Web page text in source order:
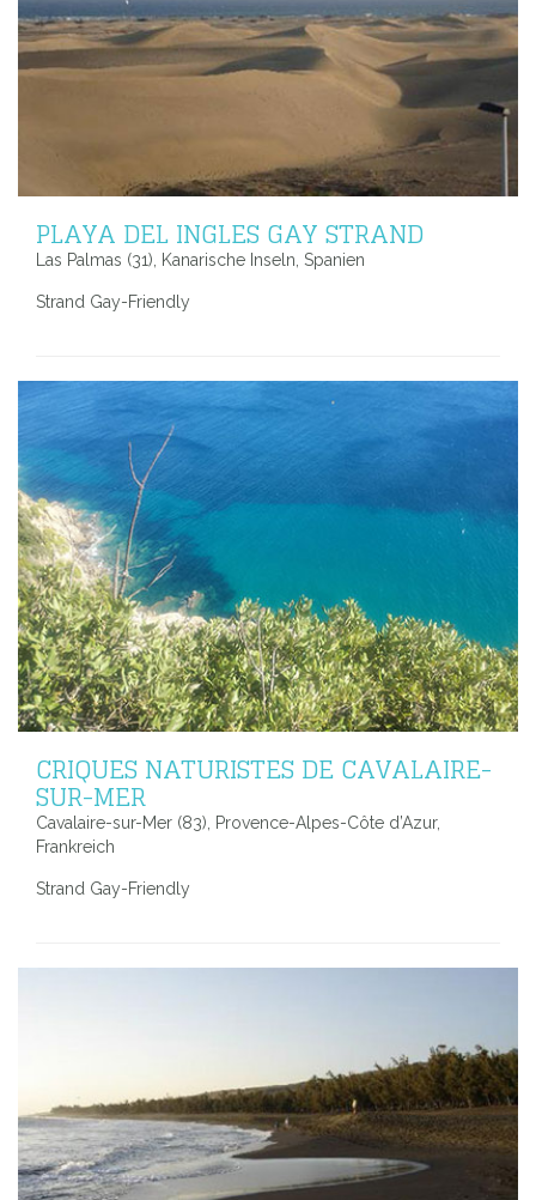
PLAYA DEL INGLES GAY STRAND
Las Palmas (31), Kanarische Inseln, Spanien
Strand Gay-Friendly
CRIQUES NATURISTES DE CAVALAIRE-
SUR-MER
Cavalaire-sur-Mer (83), Provence-Alpes-Côte d’Azur,
Frankreich
Strand Gay-Friendly